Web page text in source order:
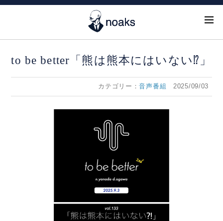
to be better「熊は熊本にはいない⁉︎」
カテゴリー：音声番組 2025/09/03